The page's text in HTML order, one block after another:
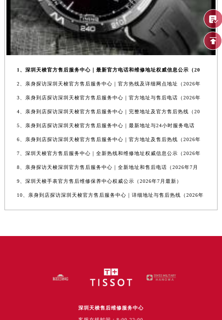
1、深圳天梭官方售后服务中心｜最新官方电话和维修地址权威信息公示（20
2、亲身探访深圳天梭官方售后服务中心｜官方热线及详细网点地址（2026年
3、亲身到店探访深圳天梭官方售后服务中心｜官方地址与售后电话（2026年
4、亲身到店探访深圳天梭官方售后服务中心｜完整地址及官方售后热线（20
5、亲身到店探访深圳天梭官方售后服务中心｜最新地址与24小时服务电话
6、亲身到店探访深圳天梭官方售后服务中心｜官方地址及售后热线（2026年
7、深圳天梭官方售后服务中心｜全新热线和维修地址权威信息公示（2026年
8、亲身探访天梭深圳官方售后服务中心｜全新地址和售后电话（2026年7月
9、深圳天梭手表官方售后维修保养中心权威公示（2026年7月最新）
10、亲身到店探访深圳天梭官方售后服务中心｜详细地址与售后热线（2026年
深圳天梭售后维修服务中心